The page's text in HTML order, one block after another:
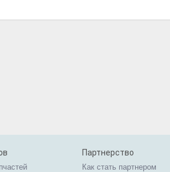
Партнерство
Как стать партнером